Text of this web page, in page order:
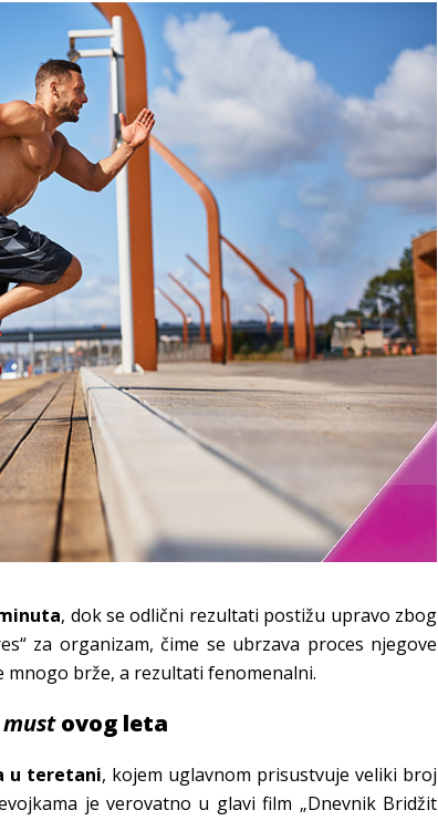
, dok se odlični rezultati postižu upravo zbog
za organizam, čime se ubrzava proces njegove
brže, a rezultati fenomenalni.
mustovog leta
u teretani, kojem uglavnom prisustvuje veliki broj
je verovatno u glavi film „Dnevnik Bridžit